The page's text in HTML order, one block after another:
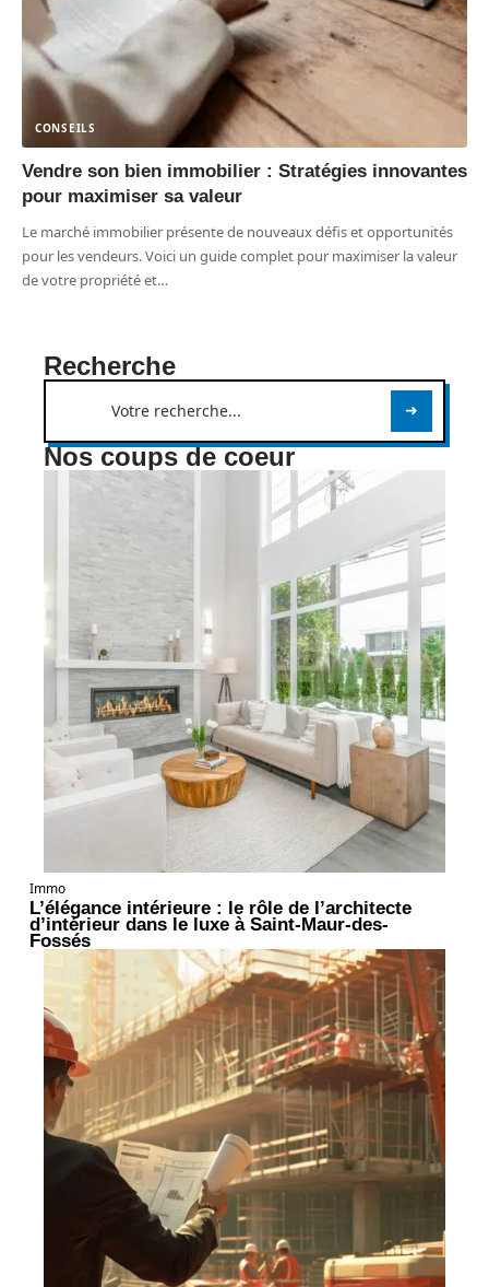
CONSEILS
Vendre son bien immobilier : Stratégies innovantes
pour maximiser sa valeur
Le marché immobilier présente de nouveaux défis et opportunités
pour les vendeurs. Voici un guide complet pour maximiser la valeur
de votre propriété et…
Recherche
Nos coups de coeur
Immo
L’élégance intérieure : le rôle de l’architecte
d’intérieur dans le luxe à Saint-Maur-des-
Fossés